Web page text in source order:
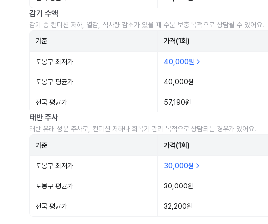
감기 수액
감기 중 컨디션 저하, 열감, 식사량 감소가 있을 때 수분 보충 목적으로 상담될 수 있어요.
기준 가격(1회)
도봉구 최저가 40,000원
도봉구 평균가 40,000원
전국 평균가 57,190원
태반 주사
태반 유래 성분 주사로, 컨디션 저하나 회복기 관리 목적으로 상담되는 경우가 있어요.
기준 가격(1회)
도봉구 최저가 30,000원
도봉구 평균가 30,000원
전국 평균가 32,200원